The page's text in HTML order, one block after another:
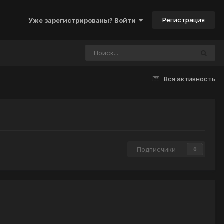
Уже зарегистрированы? Войти Регистрация
Вся активность
Подписчики 0